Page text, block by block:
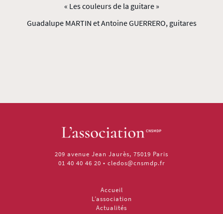
« Les couleurs de la guitare »
Guadalupe MARTIN et Antoine GUERRERO, guitares
209 avenue Jean Jaurès, 75019 Paris
01 40 40 46 20 • cledos@cnsmdp.fr
Accueil
L’association
Actualités